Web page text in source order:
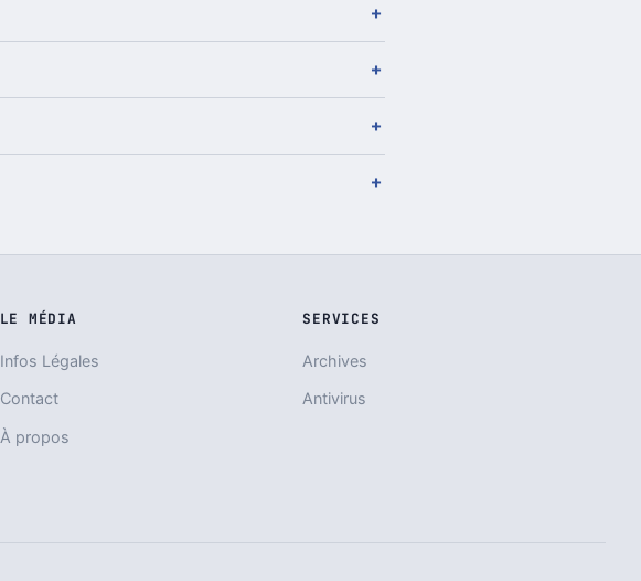
LE MÉDIA
Infos Légales
Contact
À propos
SERVICES
Archives
Antivirus